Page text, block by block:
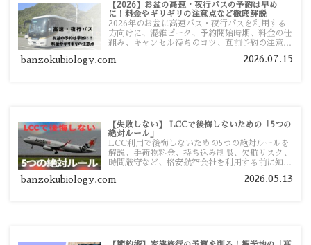
【2026】お盆の高速・夜行バスの予約は早め
に！料金やギリギリの注意点など徹底解説
2026年のお盆に高速バス・夜行バスを利用する
方向けに、混雑ピーク、予約開始時期、料金の仕
組み、キャンセル待ちのコツ、直前予約の注意点
banzokubiology.com 2026.07.15
【失敗しない】 LCCで後悔しないための「5つの
絶対ルール」
LCC利用で後悔しないための5つの絶対ルールを
解説。手荷物料金、持ち込み制限、欠航リスク、
時間厳守など、格安航空会社を利用する前に知っ
す。
banzokubiology.com 2026.05.13